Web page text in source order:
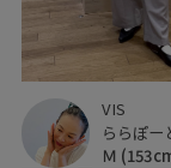
VIS
ららぽー
Ｍ